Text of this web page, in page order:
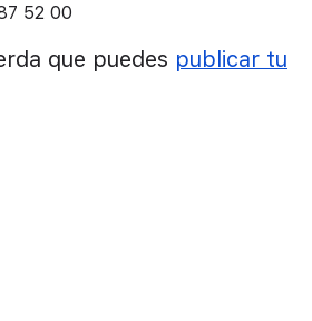
52 00
que puedes publicar tu